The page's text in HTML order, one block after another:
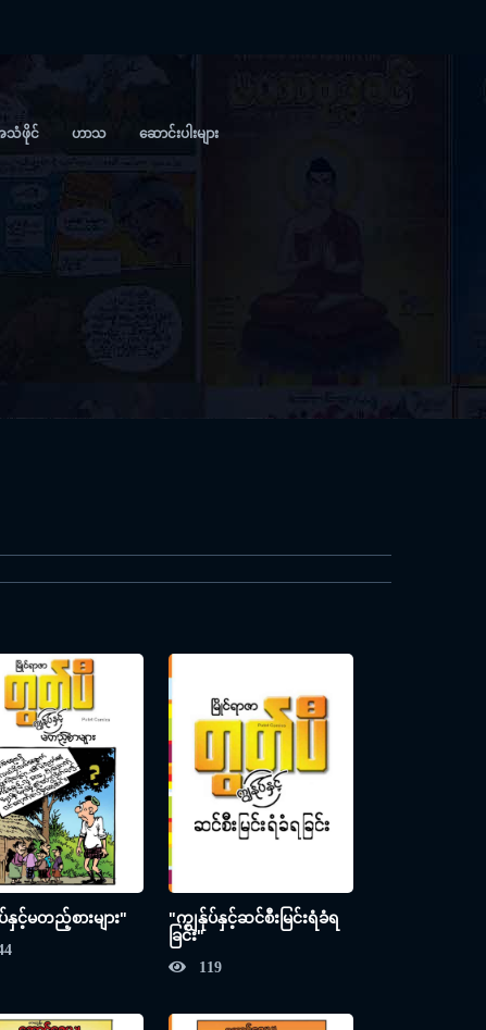
သံဖိုင် ဟာသ ဆောင်းပါးများ
နှင့်မတည့်စားများ"
"ကျွန်ုပ်နှင့်ဆင်စီးမြင်းရံခံရ
ခြင်း"
119